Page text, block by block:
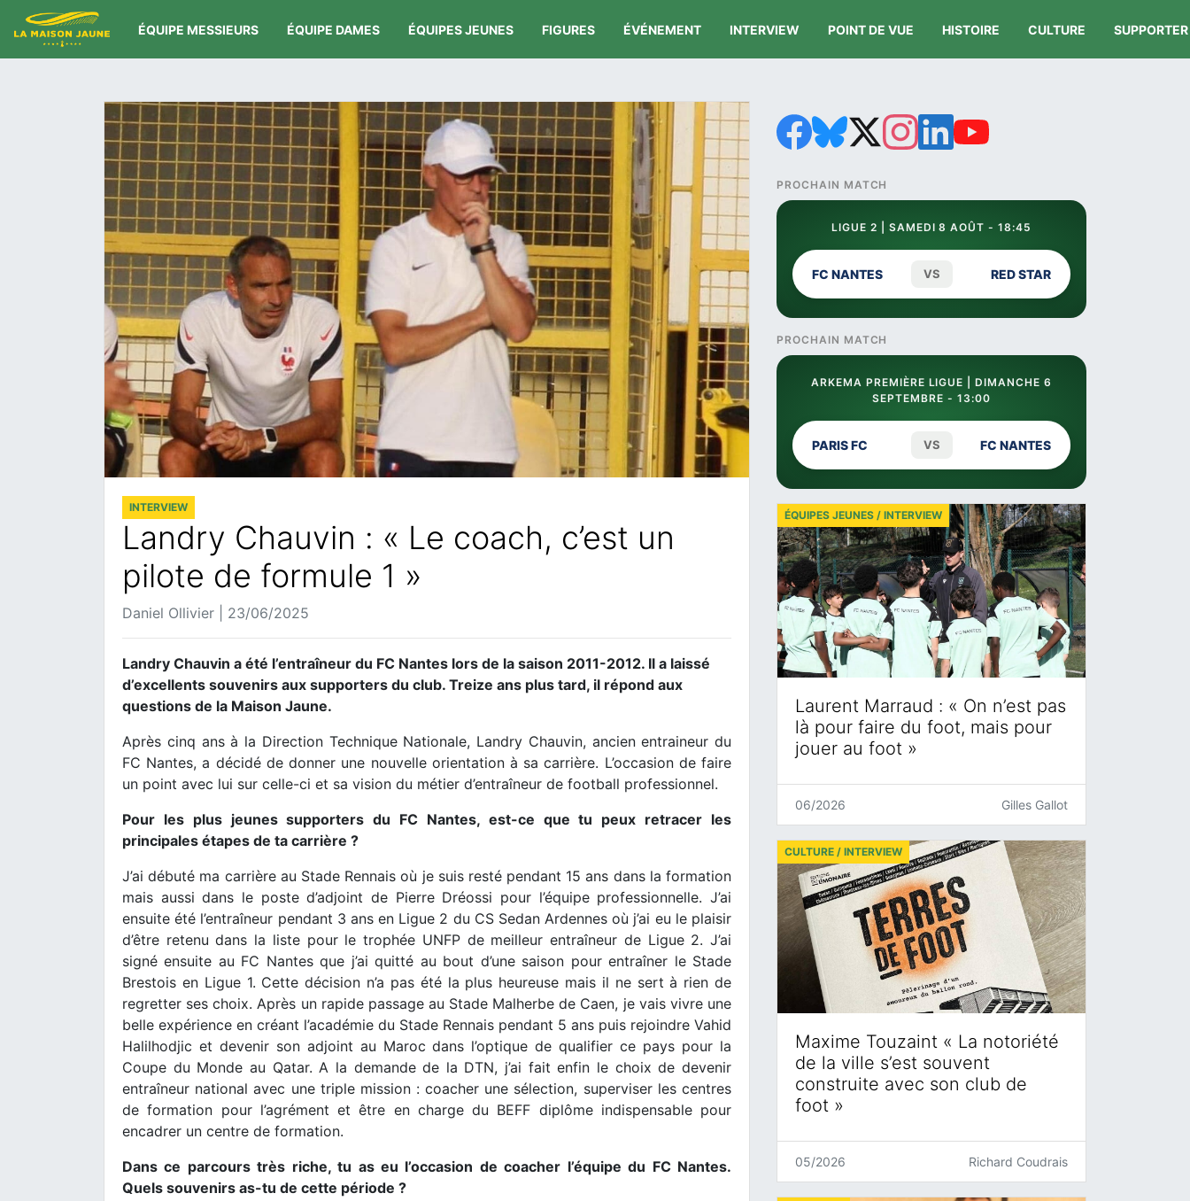
ÉQUIPE MESSIEURS ÉQUIPE DAMES ÉQUIPES JEUNES FIGURES ÉVÉNEMENT INTERVIEW POINT DE VUE HISTOIRE CULTURE SUPPORTER
INTERVIEW
Landry Chauvin : « Le coach, c’est un
pilote de formule 1 »
Daniel Ollivier | 23/06/2025
Landry Chauvin a été l’entraîneur du FC Nantes lors de la saison 2011-2012. Il a laissé
d’excellents souvenirs aux supporters du club. Treize ans plus tard, il répond aux
questions de la Maison Jaune.
Après cinq ans à la Direction Technique Nationale, Landry Chauvin, ancien entraineur du
FC Nantes, a décidé de donner une nouvelle orientation à sa carrière. L’occasion de faire
un point avec lui sur celle-ci et sa vision du métier d’entraîneur de football professionnel.
Pour les plus jeunes supporters du FC Nantes, est-ce que tu peux retracer les
principales étapes de ta carrière ?
J’ai débuté ma carrière au Stade Rennais où je suis resté pendant 15 ans dans la formation
mais aussi dans le poste d’adjoint de Pierre Dréossi pour l’équipe professionnelle. J’ai
ensuite été l’entraîneur pendant 3 ans en Ligue 2 du CS Sedan Ardennes où j’ai eu le plaisir
d’être retenu dans la liste pour le trophée UNFP de meilleur entraîneur de Ligue 2. J’ai
signé ensuite au FC Nantes que j’ai quitté au bout d’une saison pour entraîner le Stade
Brestois en Ligue 1. Cette décision n’a pas été la plus heureuse mais il ne sert à rien de
regretter ses choix. Après un rapide passage au Stade Malherbe de Caen, je vais vivre une
belle expérience en créant l’académie du Stade Rennais pendant 5 ans puis rejoindre Vahid
Halilhodjic et devenir son adjoint au Maroc dans l’optique de qualifier ce pays pour la
Coupe du Monde au Qatar. A la demande de la DTN, j’ai fait enfin le choix de devenir
entraîneur national avec une triple mission : coacher une sélection, superviser les centres
de formation pour l’agrément et être en charge du BEFF diplôme indispensable pour
encadrer un centre de formation.
Dans ce parcours très riche, tu as eu l’occasion de coacher l’équipe du FC Nantes.
Quels souvenirs as-tu de cette période ?
PROCHAIN MATCH
LIGUE 2 | SAMEDI 8 AOÛT - 18:45
FC NANTES VS RED STAR
PROCHAIN MATCH
ARKEMA PREMIÈRE LIGUE | DIMANCHE 6
SEPTEMBRE - 13:00
PARIS FC VS FC NANTES
Laurent Marraud : « On n’est pas
là pour faire du foot, mais pour
jouer au foot »
ÉQUIPES JEUNES / INTERVIEW
06/2026 Gilles Gallot
Maxime Touzaint « La notoriété
de la ville s’est souvent
construite avec son club de
foot »
CULTURE / INTERVIEW
05/2026 Richard Coudrais